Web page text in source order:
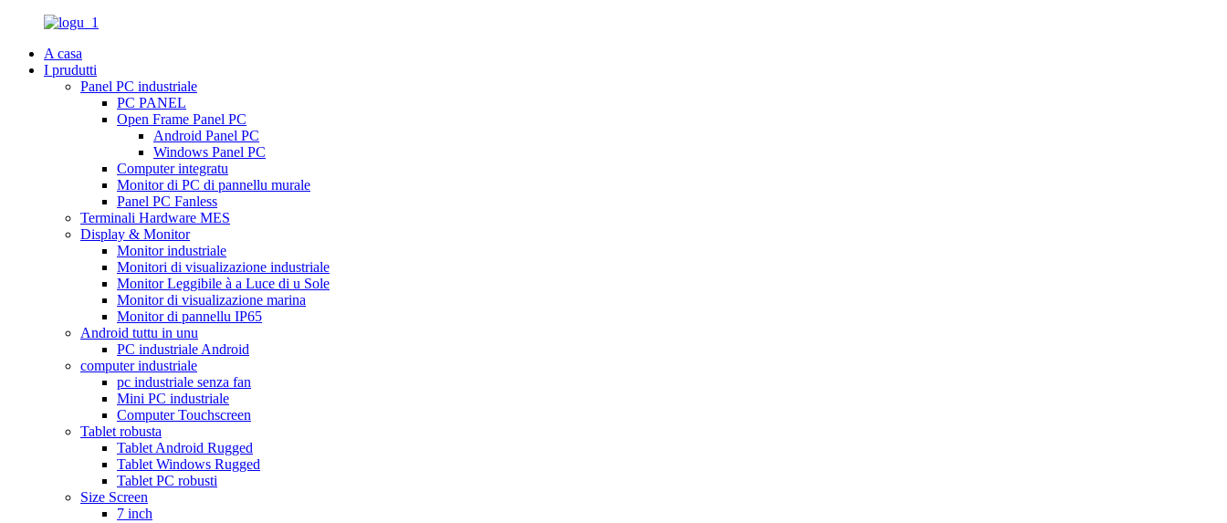
A casa
I prudutti
Panel PC industriale
PC PANEL
Open Frame Panel PC
Android Panel PC
Windows Panel PC
Computer integratu
Monitor di PC di pannellu murale
Panel PC Fanless
Terminali Hardware MES
Display & Monitor
Monitor industriale
Monitori di visualizazione industriale
Monitor Leggibile à a Luce di u Sole
Monitor di visualizazione marina
Monitor di pannellu IP65
Android tuttu in unu
PC industriale Android
computer industriale
pc industriale senza fan
Mini PC industriale
Computer Touchscreen
Tablet robusta
Tablet Android Rugged
Tablet Windows Rugged
Tablet PC robusti
Size Screen
7 inch